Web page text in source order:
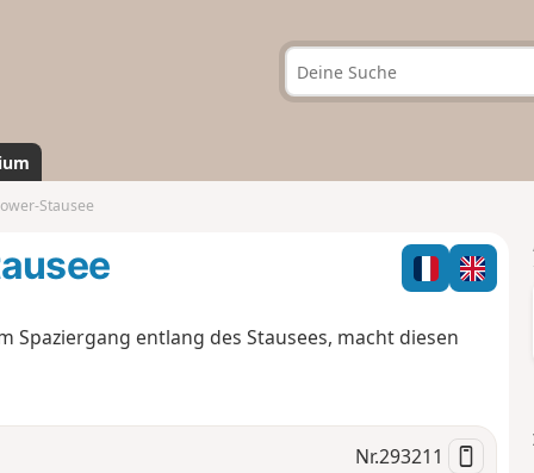
Stausee
Spaziergang entlang des Stausees, macht diesen
Nr.293211